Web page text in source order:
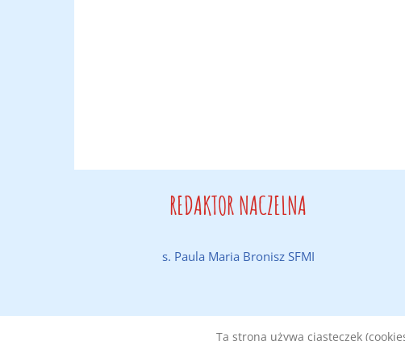
REDAKTOR NACZELNA
s. Paula Maria Bronisz SFMI
DobraStronaParafii.pl|Polityka prywatności
Ta strona używa ciasteczek